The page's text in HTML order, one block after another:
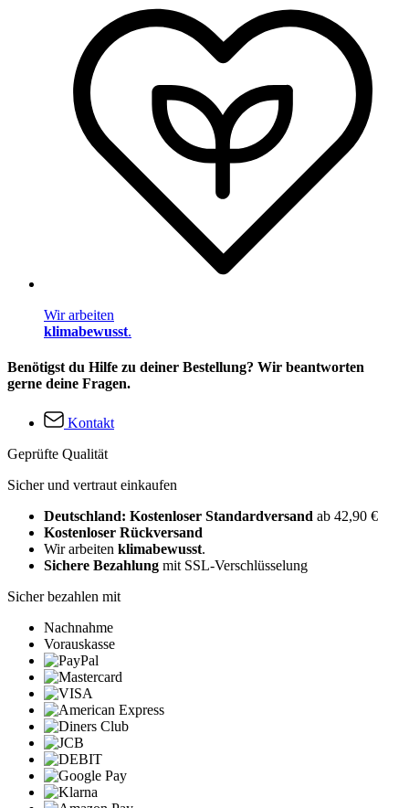
Wir arbeiten
klimabewusst.
Benötigst du Hilfe zu deiner Bestellung? Wir beantworten
gerne deine Fragen.
Kontakt
Geprüfte Qualität
Sicher und vertraut einkaufen
Deutschland: Kostenloser Standardversand ab 42,90 €
Kostenloser Rückversand
Wir arbeiten klimabewusst.
Sichere Bezahlung mit SSL-Verschlüsselung
Sicher bezahlen mit
Nachnahme
Vorauskasse